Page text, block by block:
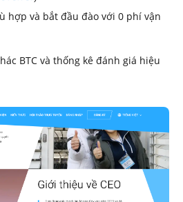
hợp và bắt đầu đào với 0 phí vận
BTC và thống kê đánh giá hiệu